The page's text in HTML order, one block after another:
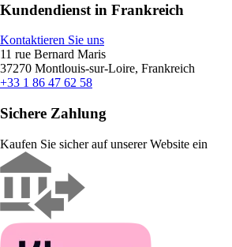
Kundendienst in Frankreich
Kontaktieren Sie uns
11 rue Bernard Maris
37270 Montlouis-sur-Loire, Frankreich
+33 1 86 47 62 58
Sichere Zahlung
Kaufen Sie sicher auf unserer Website ein